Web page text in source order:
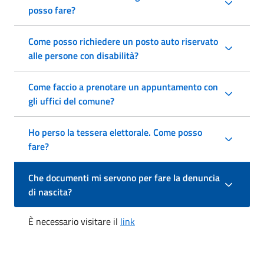
posso fare?
Come posso richiedere un posto auto riservato
alle persone con disabilità?
Come faccio a prenotare un appuntamento con
gli uffici del comune?
Ho perso la tessera elettorale. Come posso
fare?
Che documenti mi servono per fare la denuncia
di nascita?
È necessario visitare il link